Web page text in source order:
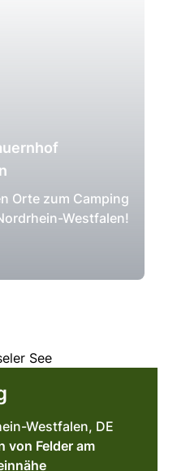
Orte zum Camping
Westfalen!
Westfalen, DE
von Felder am